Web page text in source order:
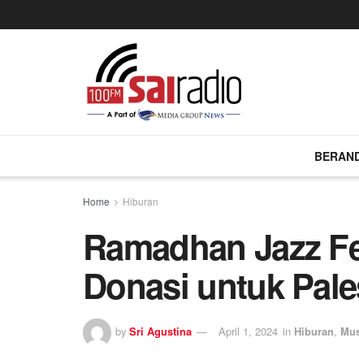
Home Hiburan
Ramadhan Jazz
Donasi untuk
by Sri Agustina April 1, 2024 in Hiburan,